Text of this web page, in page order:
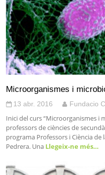
Microorganismes i
13 abr. 2016 Fundacio
Inici del curs “Microorganismes i
professors de ciències de
programa Professors i Ciència de
Pedrera. Una Llegeix-ne més…